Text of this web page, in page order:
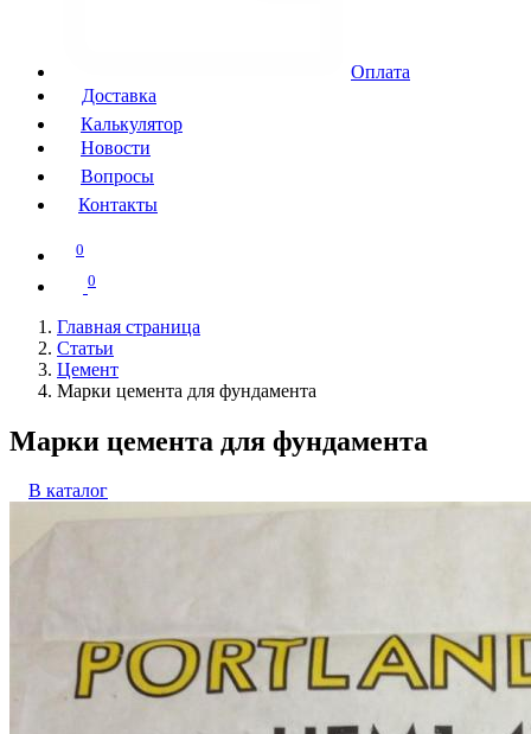
Оплата
Доставка
Калькулятор
Новости
Вопросы
Контакты
0
0
Главная страница
Статьи
Цемент
Марки цемента для фундамента
Марки цемента для фундамента
В каталог